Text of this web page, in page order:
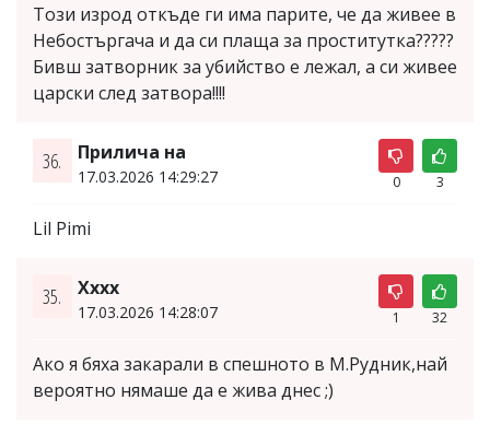
Този изрод откъде ги има парите, че да живее в
Небостъргача и да си плаща за проститутка?????
Бивш затворник за убийство е лежал, а си живее
царски след затвора!!!!
36. Прилича на
17.03.2026 14:29:27 0 3
Lil Pimi
35. Хххх
17.03.2026 14:28:07 1 32
Ако я бяха закарали в спешното в М.Рудник,най
вероятно нямаше да е жива днес ;)